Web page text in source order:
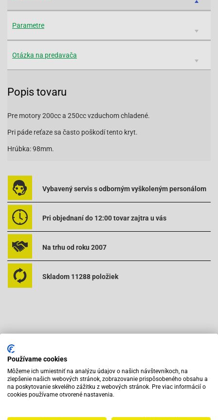
Parametre
Otázka na predavača
Popis tovaru
Pre motory 200cc a 250cc vzduchom chladené.
Pri páde reťaze sa často poškodí tento kryt.
Hrúbka: 98mm.
Vybavený servis s odborným vyškoleným personálom
Pri objednaní do 12:00 tovar zajtra u vás
Na trhu od roku 2007
Skladom 11288 položiek
Odporúčame zakúpiť s výrobkom
Používame cookies
Môžeme ich umiestniť na analýzu údajov o našich návštevníkoch, na
zlepšenie našich webových stránok, zobrazovanie prispôsobeného obsahu a
na poskytovanie skvelého zážitku z webových stránok. Pre viac informácií o
cookies používame otvorené nastavenia.